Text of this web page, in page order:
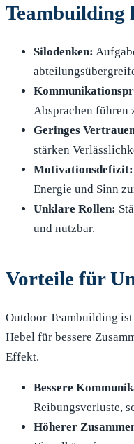
Teambuilding
Silodenken:
Absprachen führen
Geringes
stärken
Motivationsdefizit:
Energie und Sinn
Unklare Rollen:
und nutzbar.
Vorteile für
Outdoor Teambuilding
Hebel für bessere
Effekt.
Bessere
Reibungsverluste,
Höherer